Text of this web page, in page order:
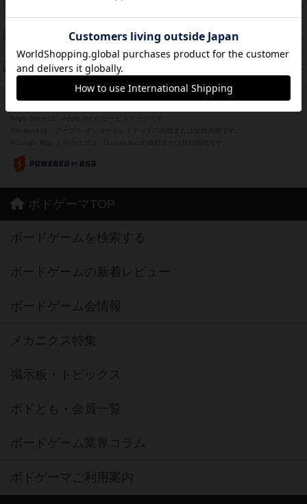
PT
PT
Bitter End ブタペスト救出作戦
PT
ドコジャン
ボドゲーマTOP
ボードゲームを検索する
ボードゲームの新着レビュー
ボードゲーム会情報
メカニクス特集
掲示板・トピックス
ボドとも・会員一覧
ボードゲーム業界コラム
ボドゲーマご利用案内